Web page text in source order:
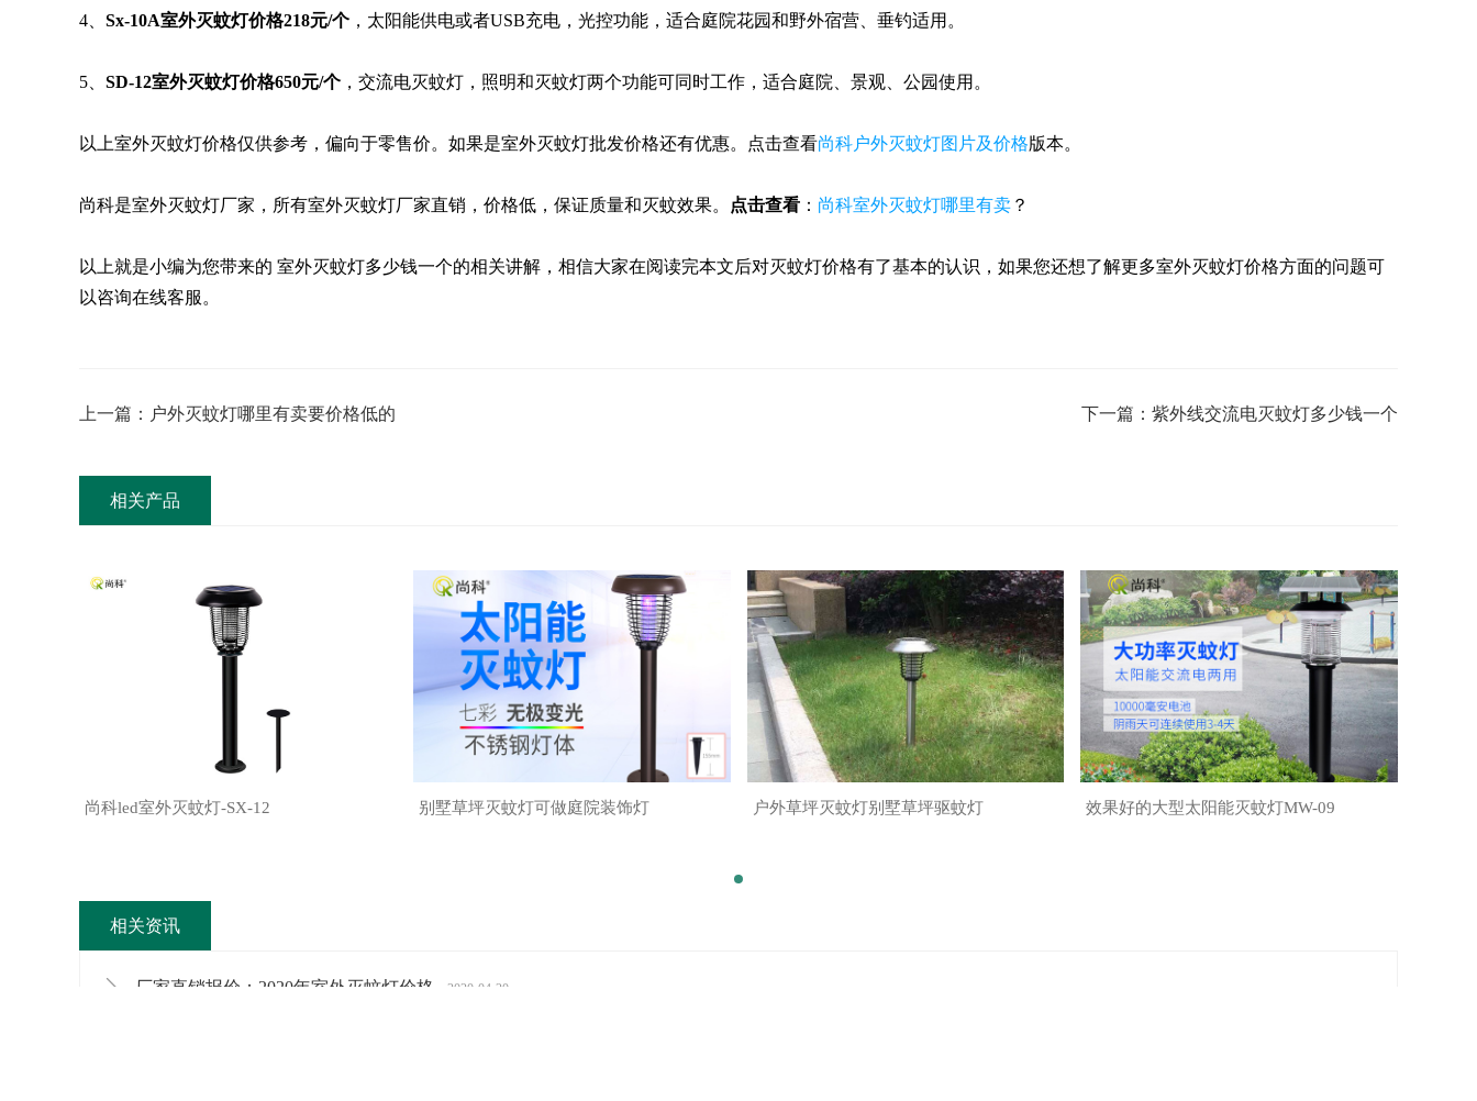
4、 Sx-10A室外灭蚊灯价格218元/个 ，太阳能供电或者USB充电，光控功能，适合庭院花园和野外宿营、垂钓适用。
5、 SD-12室外灭蚊灯价格650元/个 ，交流电灭蚊灯，照明和灭蚊灯两个功能可同时工作，适合庭院、景观、公园使用。
以上室外灭蚊灯价格仅供参考，偏向于零售价。如果是室外灭蚊灯批发价格还有优惠。点击查看尚科户外灭蚊灯图片及价格版本。
尚科是室外灭蚊灯厂家，所有室外灭蚊灯厂家直销，价格低，保证质量和灭蚊效果。 点击查看 ： 尚科室外灭蚊灯哪里有卖 ？
以上就是小编为您带来的 室外灭蚊灯多少钱一个的相关讲解，相信大家在阅读完本文后对灭蚊灯价格有了基本的认识，如果您还想了解更多室外灭蚊灯价格方面的问题可
以咨询在线客服。
上一篇：户外灭蚊灯哪里有卖要价格低的 下一篇：紫外线交流电灭蚊灯多少钱一个
相关产品
尚科led室外灭蚊灯-SX-12 别墅草坪灭蚊灯可做庭院装饰灯 户外草坪灭蚊灯别墅草坪驱蚊灯 效果好的大型太阳能灭蚊灯MW-09
相关资讯
厂家直销报价：2020年室外灭蚊灯价格 2020-04-20